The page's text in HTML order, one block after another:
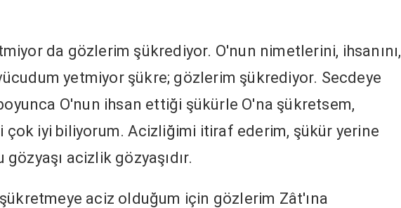
da gözlerim şükrediyor. O'nun nimetlerini, ihsanını,
yetmiyor şükre; gözlerim şükrediyor. Secdeye
O'nun ihsan ettiği şükürle O'na şükretsem,
çok iyi biliyorum. Acizliğimi itiraf ederim, şükür yerine
acizlik gözyaşıdır.
aciz olduğum için gözlerim Zât'ına